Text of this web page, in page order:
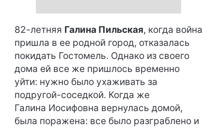
82-летняя Галина Пильская, когда война
пришла в ее родной город, отказалась
покидать Гостомель. Однако из своего
дома ей все же пришлось временно
уйти: нужно было ухаживать за
подругой-соседкой. Когда же
Галина Иосифовна вернулась домой,
была поражена: все было разграблено и